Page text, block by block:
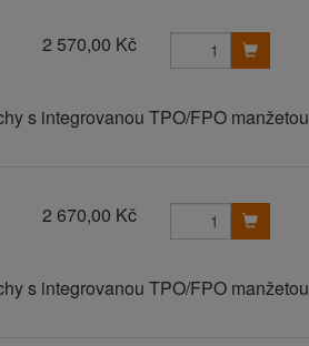
2 570,00 Kč
s integrovanou TPO/FPO manžetou
2 670,00 Kč
s integrovanou TPO/FPO manžetou